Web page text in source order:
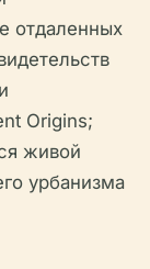
отдаленных
Origins;
живой
урбанизма